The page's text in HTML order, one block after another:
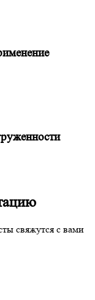
свяжутся с вами